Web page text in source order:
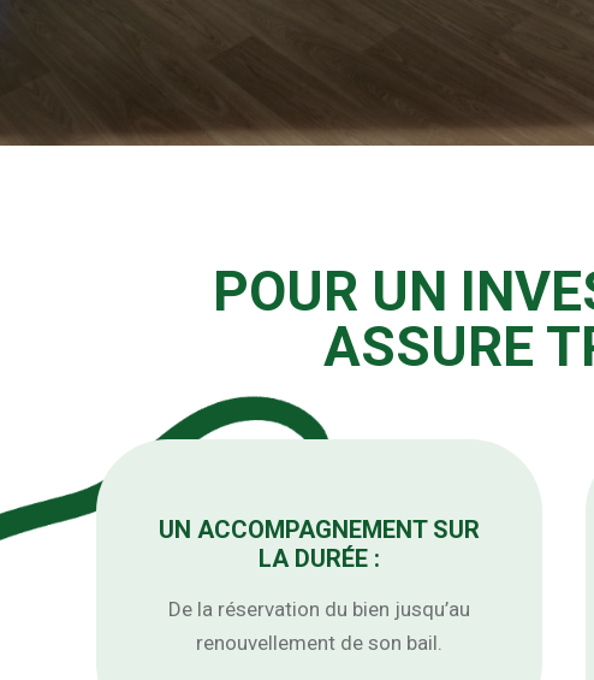
POUR UN
ASSURE
UN ACCOMPAGNEMENT SUR
LA DURÉE :
De la réservation du bien jusqu’au
renouvellement de son bail.